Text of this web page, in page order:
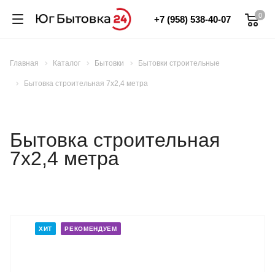
0
+7 (958) 538-40-07
Главная Каталог Бытовки Бытовки строительные
Бытовка строительная 7х2,4 метра
Бытовка строительная
7х2,4 метра
ХИТ РЕКОМЕНДУЕМ